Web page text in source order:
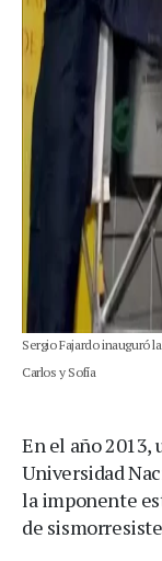
Sergio Fajardo inauguró
Carlos y Sofía
En el año
Universidad
la imponente
de